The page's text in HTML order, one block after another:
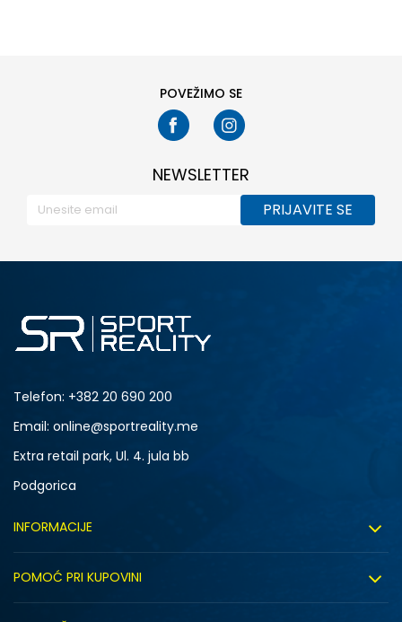
POVEŽIMO SE
NEWSLETTER
PRIJAVITE SE
Telefon: +382 20 690 200
Email: online@sportreality.me
Extra retail park, Ul. 4. jula bb
Podgorica
INFORMACIJE
POMOĆ PRI KUPOVINI